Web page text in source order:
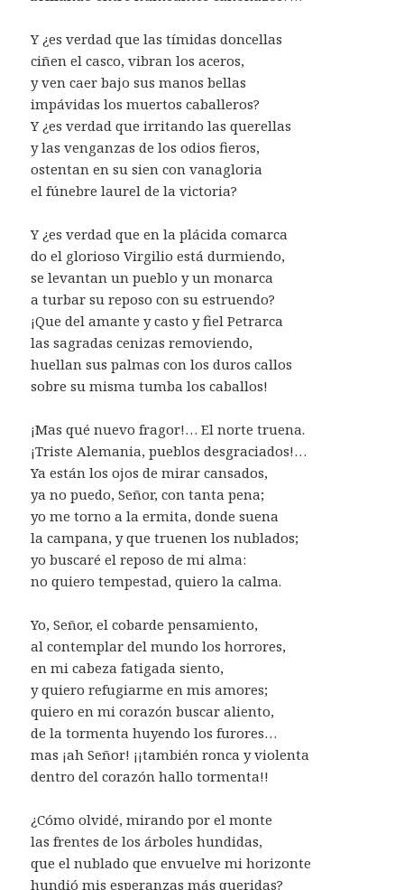
Y ¿es verdad que las tímidas doncellas
ciñen el casco, vibran los aceros,
y ven caer bajo sus manos bellas
impávidas los muertos caballeros?
Y ¿es verdad que irritando las querellas
y las venganzas de los odios fieros,
ostentan en su sien con vanagloria
el fúnebre laurel de la victoria?
Y ¿es verdad que en la plácida comarca
do el glorioso Virgilio está durmiendo,
se levantan un pueblo y un monarca
a turbar su reposo con su estruendo?
¡Que del amante y casto y fiel Petrarca
las sagradas cenizas removiendo,
huellan sus palmas con los duros callos
sobre su misma tumba los caballos!
¡Mas qué nuevo fragor!… El norte truena.
¡Triste Alemania, pueblos desgraciados!…
Ya están los ojos de mirar cansados,
ya no puedo, Señor, con tanta pena;
yo me torno a la ermita, donde suena
la campana, y que truenen los nublados;
yo buscaré el reposo de mi alma:
no quiero tempestad, quiero la calma.
Yo, Señor, el cobarde pensamiento,
al contemplar del mundo los horrores,
en mi cabeza fatigada siento,
y quiero refugiarme en mis amores;
quiero en mi corazón buscar aliento,
de la tormenta huyendo los furores…
mas ¡ah Señor! ¡¡también ronca y violenta
dentro del corazón hallo tormenta!!
¿Cómo olvidé, mirando por el monte
las frentes de los árboles hundidas,
que el nublado que envuelve mi horizonte
hundió mis esperanzas más queridas?